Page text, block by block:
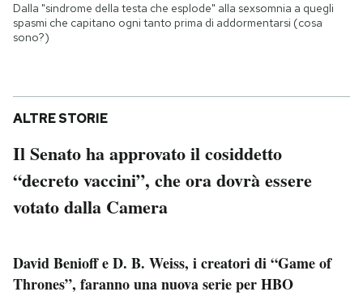
Dalla "sindrome della testa che esplode" alla sexsomnia a quegli
spasmi che capitano ogni tanto prima di addormentarsi (cosa
sono?)
ALTRE STORIE
Il Senato ha approvato il cosiddetto
“decreto vaccini”, che ora dovrà essere
votato dalla Camera
David Benioff e D. B. Weiss, i creatori di “Game of
Thrones”, faranno una nuova serie per HBO